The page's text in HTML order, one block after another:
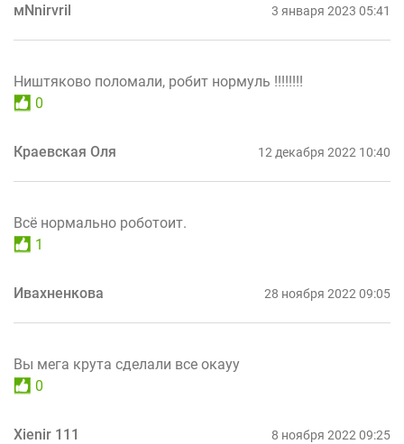
мNnirvril 3 января 2023 05:41
Ништяково поломали, робит нормуль !!!!!!!!
0
Краевская Оля 12 декабря 2022 10:40
Всё нормально роботоит.
1
Ивахненкова 28 ноября 2022 09:05
Вы мега крута сделали все окауу
0
Xienir 111 8 ноября 2022 09:25